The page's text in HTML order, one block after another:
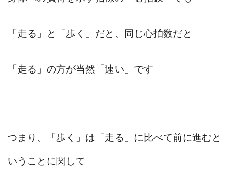
「走る」と「歩く」だと、同じ心拍数だと
「走る」の方が当然「速い」です
つまり、「歩く」は「走る」に比べて前に進むと
いうことに関して